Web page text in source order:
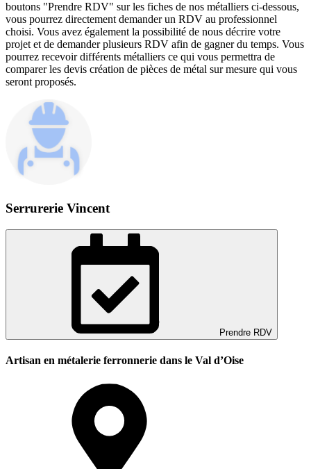
boutons "Prendre RDV" sur les fiches de nos métalliers ci-dessous,
vous pourrez directement demander un RDV au professionnel
choisi. Vous avez également la possibilité de nous décrire votre
projet et de demander plusieurs RDV afin de gagner du temps. Vous
pourrez recevoir différents métalliers ce qui vous permettra de
comparer les devis création de pièces de métal sur mesure qui vous
seront proposés.
Serrurerie Vincent
Prendre RDV
Artisan en métalerie ferronnerie dans le Val d’Oise